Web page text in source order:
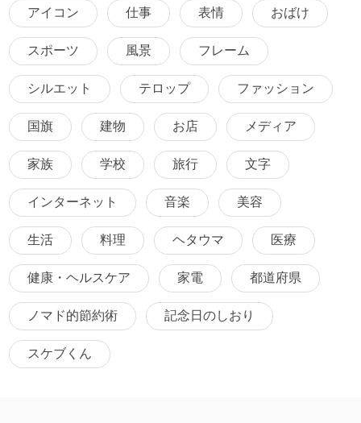
アイコン 仕事 表情 おばけ
スポーツ 風景 フレーム
シルエット テロップ ファッション
国旗 建物 お店 メディア
家族 学校 旅行 文字
インターネット 音楽 美容
生活 料理 ヘタウマ 医療
健康・ヘルスケア 家電 都道府県
ノマド的節約術 記念日のしおり
スケブくん